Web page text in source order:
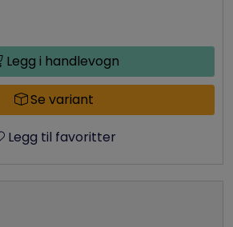
Legg i handlevogn
Se variant
Legg til favoritter